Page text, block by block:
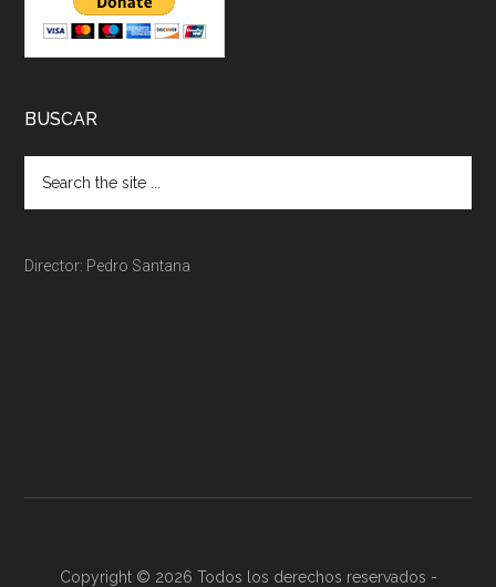
BUSCAR
Director: Pedro Santana
Copyright © 2026 Todos los derechos reservados -